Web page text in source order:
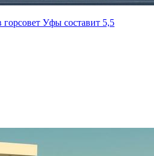
Уфы составит 5,5